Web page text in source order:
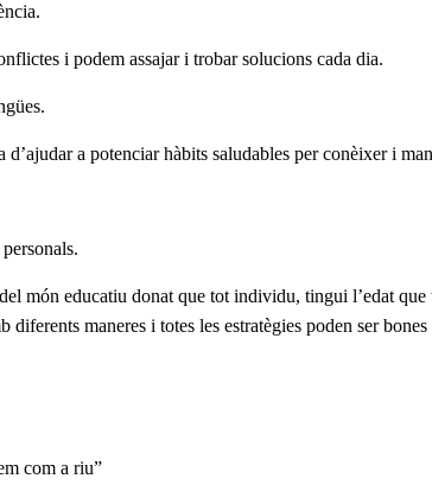
i podem assajar i trobar solucions cada dia.
a potenciar hàbits saludables per conèixer i
món educatiu donat que tot individu, tingui l’edat
maneres i totes les estratègies poden ser
com a riu”